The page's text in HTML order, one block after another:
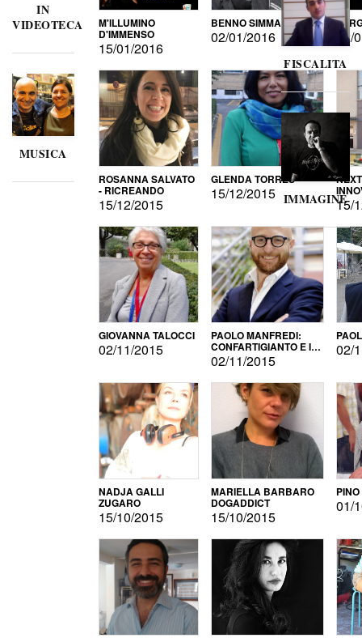
IN
VIDEOTECA
MUSICA
M'ILLUMINO
D'IMMENSO
15/01/2016
BENNO SIMMA
02/01/2016
ROSANNA SALVATO
- RICREANDO
15/12/2015
GLENDA TORRES
15/12/2015
15/
GIOVANNA TALOCCI
02/11/2015
PAOLO MANFREDI:
CONFARTIGIANTO E IL
SONDAGGIO
02/11/2015
02/
NADJA GALLI
ZUGARO
15/10/2015
MARIELLA BARBARO
DOGADDICT
15/10/2015
01/
FISCALITA
IMMAGINE